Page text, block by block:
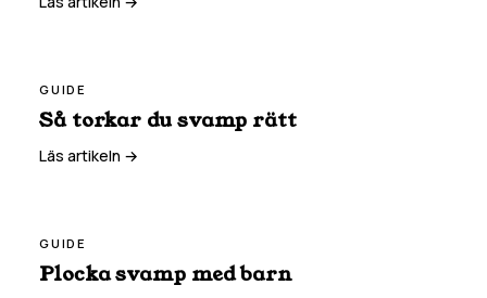
GUIDE
Så torkar du svamp rätt
Läs artikeln →
GUIDE
Plocka svamp med barn